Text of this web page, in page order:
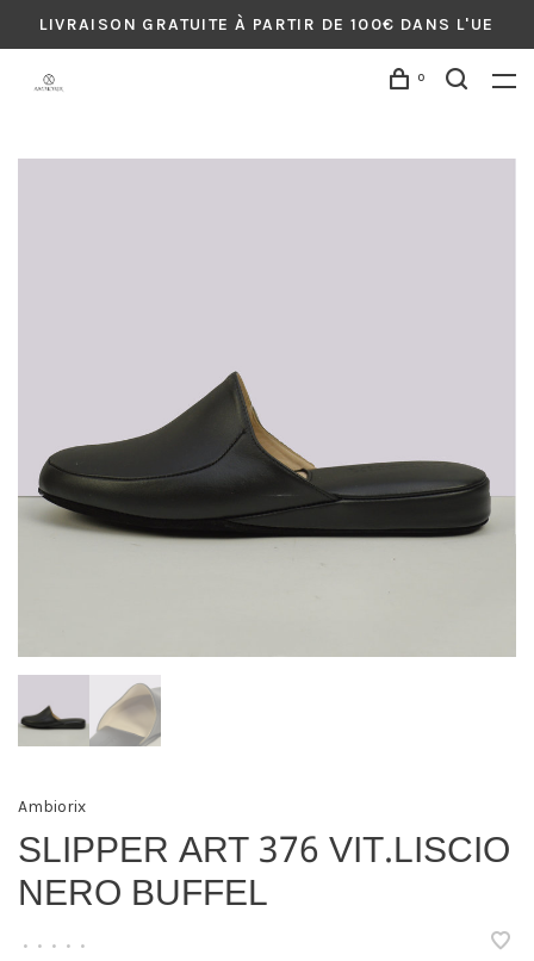
LIVRAISON GRATUITE À PARTIR DE 100€ DANS L'UE
0
Ambiorix
SLIPPER ART 376 VIT.LISCIO
NERO BUFFEL
• • • • •